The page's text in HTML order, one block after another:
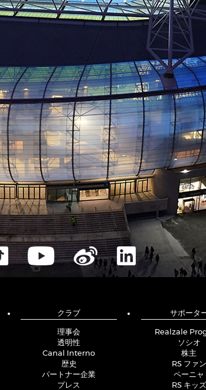
クラブ
理事会
透明性
Canal Interno
歴史
パートナー企業
プレス
サポータ
Realzale
ソシオ
株主
RS ファン
ペーニャ
RS キッズ